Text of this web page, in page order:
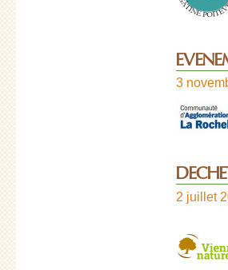
3
2 juillet